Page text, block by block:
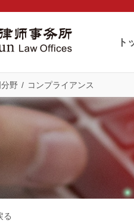
ト
野 / コンプライアンス
る